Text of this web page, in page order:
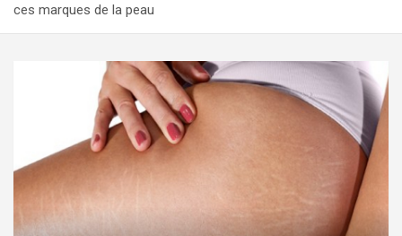
ces marques de la peau